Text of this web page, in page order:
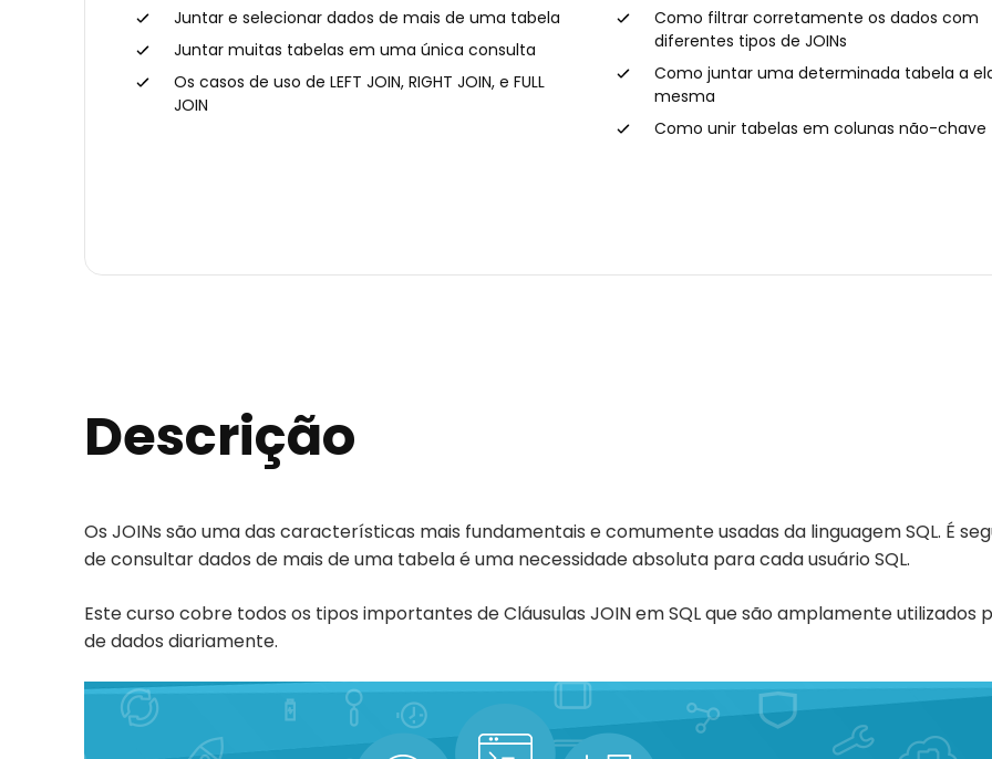
Juntar e selecionar dados de mais de uma tabela
Juntar muitas tabelas em uma única consulta
Os casos de uso de LEFT JOIN, RIGHT JOIN, e FULL
JOIN
Como filtrar corretamente os dados com
diferentes tipos de JOINs
Como juntar uma determinada tabela a
mesma
Como unir tabelas em colunas não-chave
★★★★★
★★★★★
06/10/2025
Descrição
Os JOINs são uma das características mais fundamentais e comumente usadas da linguagem SQL. É
de consultar dados de mais de uma tabela é uma necessidade absoluta para cada usuário SQL.
Este curso cobre todos os tipos importantes de Cláusulas JOIN em SQL que são amplamente
de dados diariamente.